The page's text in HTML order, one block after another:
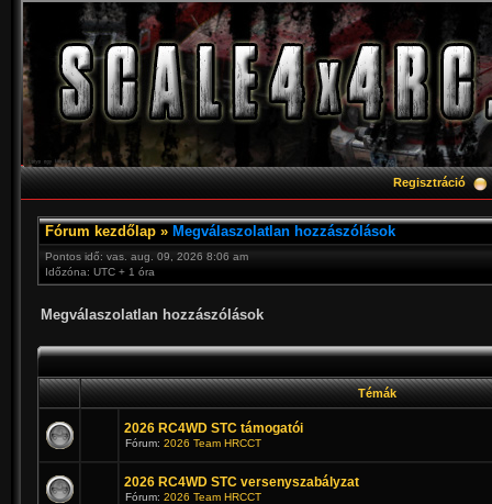
Regisztráció
Fórum kezdőlap » Megválaszolatlan hozzászólások
Pontos idő: vas. aug. 09, 2026 8:06 am
Időzóna: UTC + 1 óra
Megválaszolatlan hozzászólások
Témák
2026 RC4WD STC támogatói
Fórum: 2026 Team HRCCT
2026 RC4WD STC versenyszabályzat
Fórum: 2026 Team HRCCT